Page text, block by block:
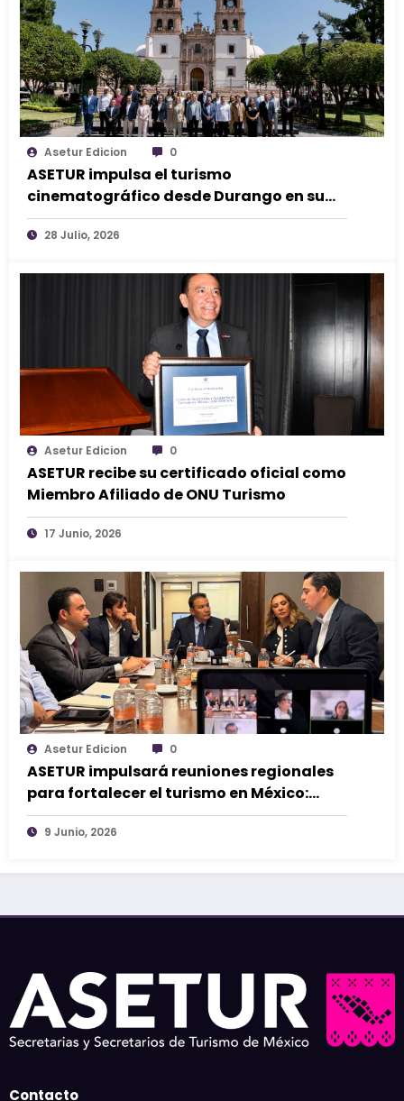
Asetur Edicion 0
ASETUR impulsa el turismo
cinematográfico desde Durango en su
70ª Asamblea
28 Julio, 2026
Asetur Edicion 0
ASETUR recibe su certificado oficial como
Miembro Afiliado de ONU Turismo
17 Junio, 2026
Asetur Edicion 0
ASETUR impulsará reuniones regionales
para fortalecer el turismo en México:
Roberto Monroy
9 Junio, 2026
Contacto